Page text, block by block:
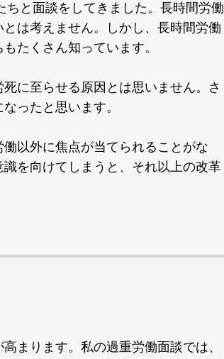
と面談をしてきました。長時間労働
は考えません。しかし、長時間労働
たくさん知っています。
に至らせる原因とは思いません。さ
ったと思います。
以外に焦点が当てられることがな
を向けてしまうと、それ以上の改革
まります。私の過重労働面談では、